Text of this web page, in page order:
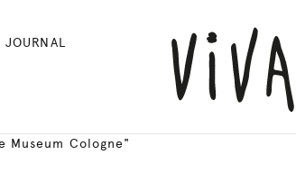
Museum Cologne"